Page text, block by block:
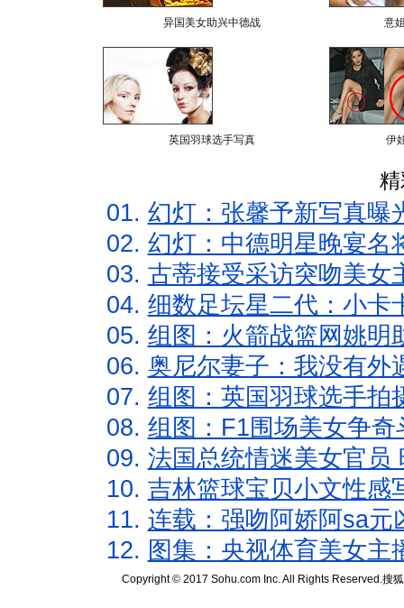
异国美女助兴中德战 意
英国羽球选手写真 伊
01. 幻灯：张馨予新写真曝
02. 幻灯：中德明星晚宴名
03. 古蒂接受采访突吻美女
04. 细数足坛星二代：小卡
05. 组图：火箭战篮网姚明
06. 奥尼尔妻子：我没有外
07. 组图：英国羽球选手拍
08. 组图：F1围场美女争
09. 法国总统情迷美女官员
10. 吉林篮球宝贝小文性感
11. 连载：强吻阿娇阿sa元
12. 图集：央视体育美女主
Copyright © 2017 Sohu.com Inc. All Rights Reserved.搜